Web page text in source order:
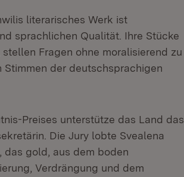
literarisches Werk ist
sprachlichen Qualität. Ihre Stücke
Fragen ohne moralisierend zu
der deutschsprachigen
Preises unterstütze das Land das
Die Jury lobte Svealena
das gold, aus dem boden
Verdrängung und dem